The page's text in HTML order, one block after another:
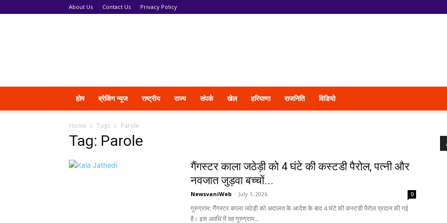
About Us Contact Us Privacy Policy
होम ब्रेकिंग न्यूज राष्ट्रीय राज्य संपर्क खेल हरियाणा राजनिति विडियो
Home Tags Parole
Tag: Parole
गैंगस्टर काला जठेड़ी को 4 घंटे की कस्टडी पैरोल, पत्नी और
नवजात जुड़वा बच्चों...
NewsvaniWeb - July 1, 2026 0
गुरुग्राम: गैंगस्टर काला जठेड़ी को अदालत के आदेश के बाद 4 घंटे की कस्टडी पैरोल प्रदान की गई
है। इस अवधि में वह गुरुग्राम...